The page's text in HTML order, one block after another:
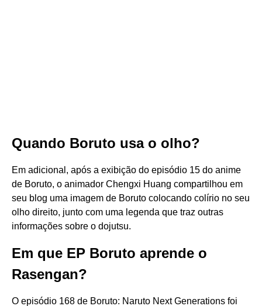
Quando Boruto usa o olho?
Em adicional, após a exibição do episódio 15 do anime
de Boruto, o animador Chengxi Huang compartilhou em
seu blog uma imagem de Boruto colocando colírio no seu
olho direito, junto com uma legenda que traz outras
informações sobre o dojutsu.
Em que EP Boruto aprende o
Rasengan?
O episódio 168 de Boruto: Naruto Next Generations foi